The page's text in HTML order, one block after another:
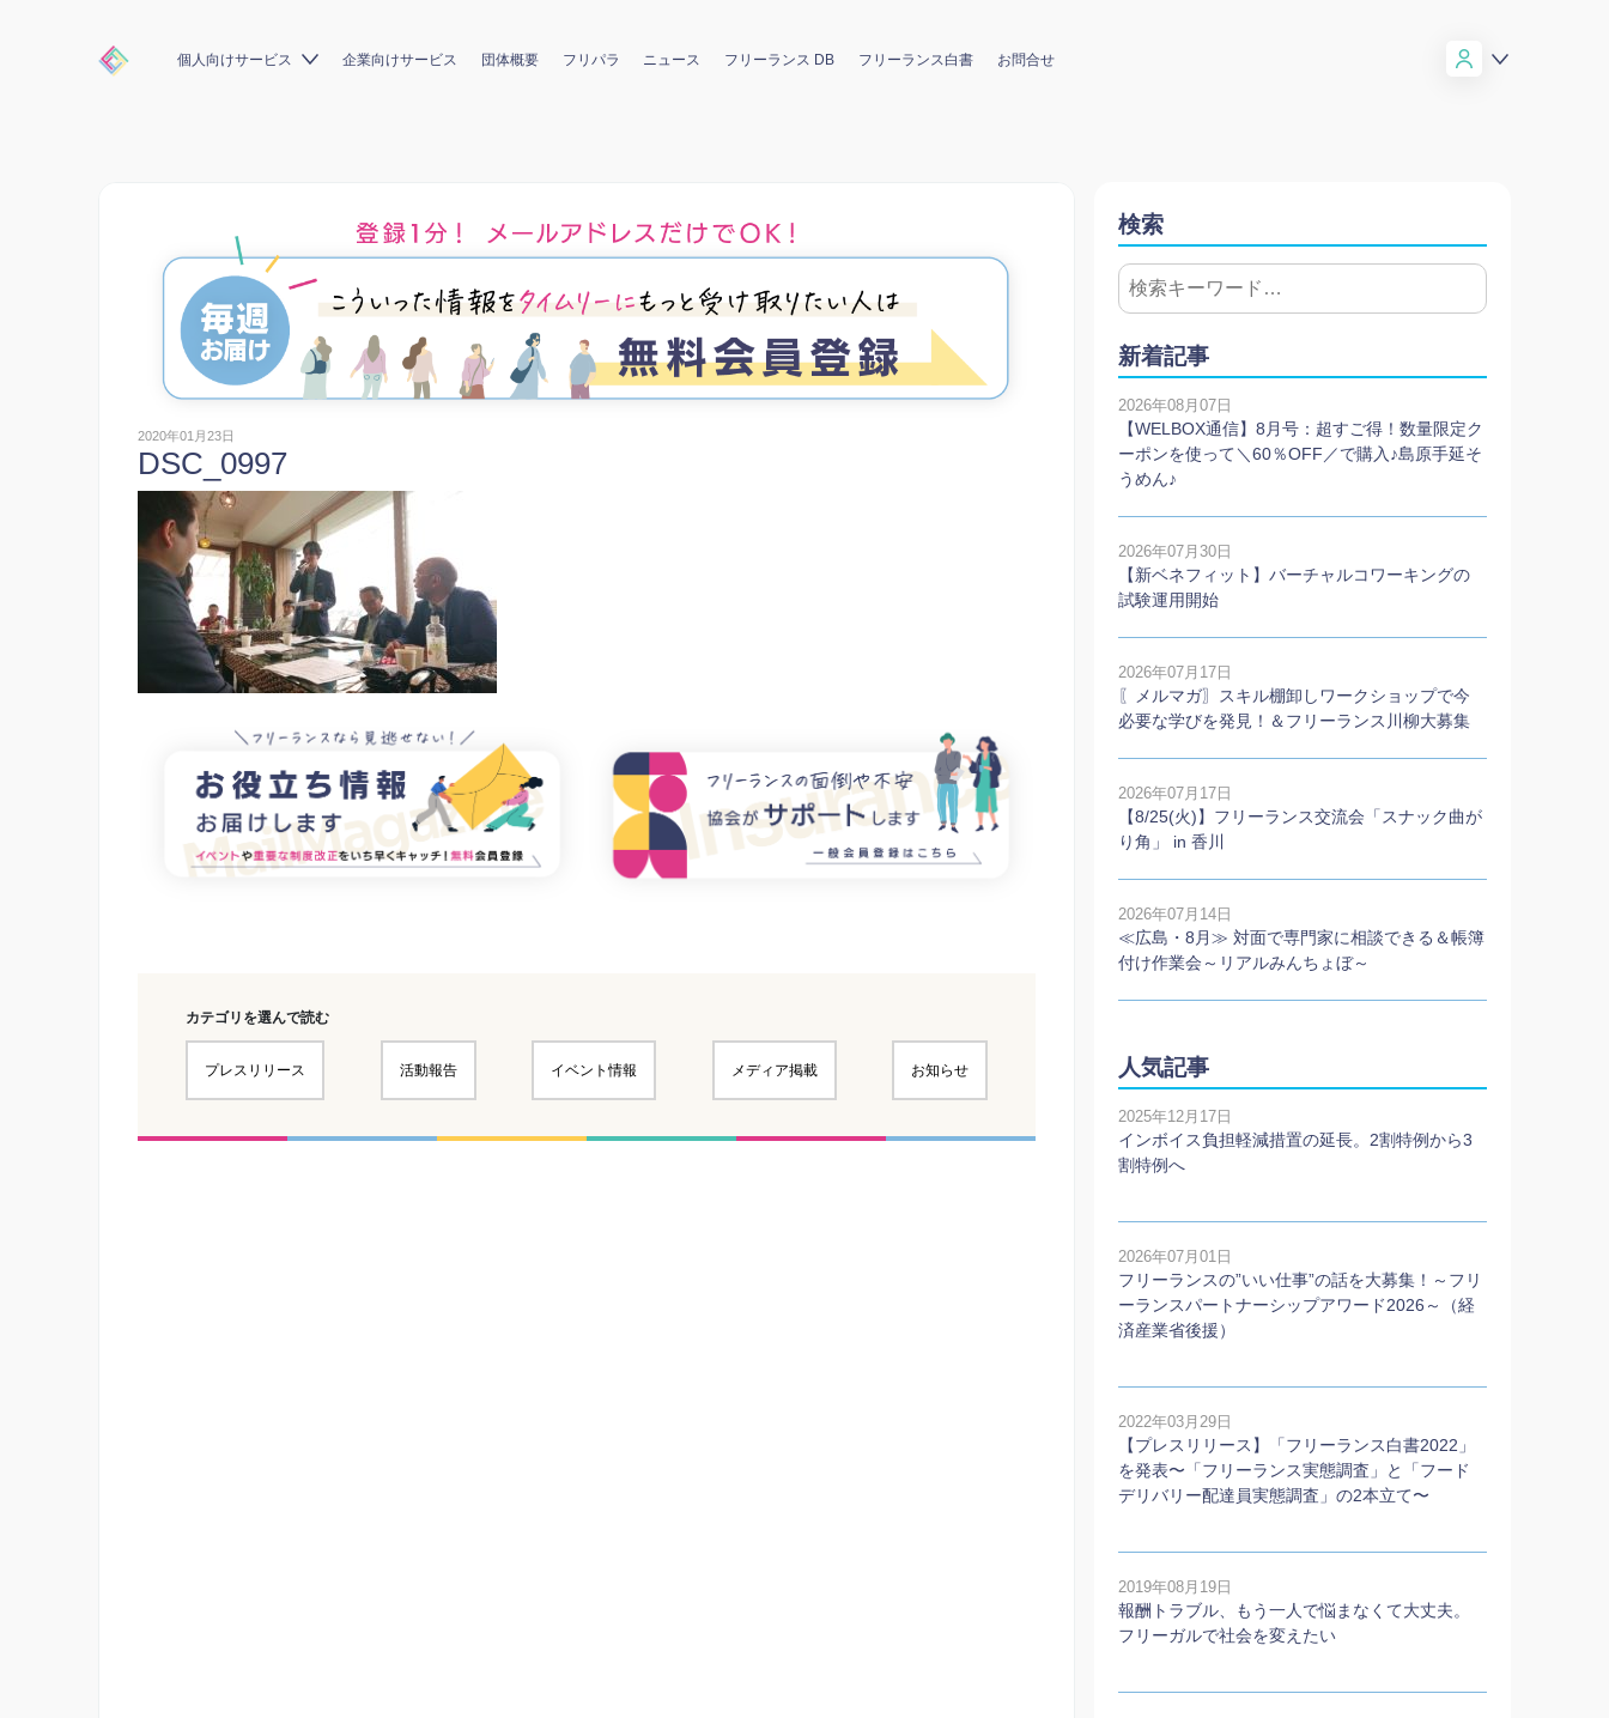
個人向けサービス 企業向けサービス 団体概要 フリパラ ニュース フリーランス DB フリーランス白書 お問合せ
2020年01月23日
DSC_0997
カテゴリを選んで読む
プレスリリース 活動報告 イベント情報 メディア掲載 お知らせ
検索
新着記事
2026年08月07日
【WELBOX通信】8月号：超すご得！数量限定ク
ーポンを使って＼60％OFF／で購入♪島原手延そ
うめん♪
2026年07月30日
【新ベネフィット】バーチャルコワーキングの
試験運用開始
2026年07月17日
〖メルマガ〗スキル棚卸しワークショップで今
必要な学びを発見！＆フリーランス川柳大募集
2026年07月17日
【8/25(火)】フリーランス交流会「スナック曲が
り角」 in 香川
2026年07月14日
≪広島・8月≫ 対面で専門家に相談できる＆帳簿
付け作業会～リアルみんちょぼ～
人気記事
2025年12月17日
インボイス負担軽減措置の延長。2割特例から3
割特例へ
2026年07月01日
フリーランスの”いい仕事”の話を大募集！～フリ
ーランスパートナーシップアワード2026～（経
済産業省後援）
2022年03月29日
【プレスリリース】「フリーランス白書2022」
を発表〜「フリーランス実態調査」と「フード
デリバリー配達員実態調査」の2本⽴て〜
2019年08月19日
報酬トラブル、もう一人で悩まなくて大丈夫。
フリーガルで社会を変えたい